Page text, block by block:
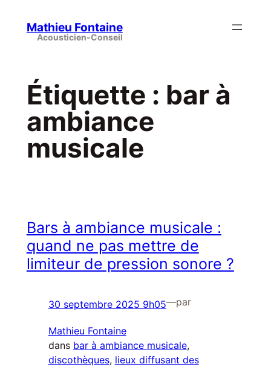
contenu
Mathieu Fontaine
Étiquette : bar à
ambiance
musicale
Bars à ambiance musicale :
quand ne pas mettre de
limiteur de pression sonore ?
30 septembre 2025 9h05—par
Mathieu Fontaine
dans bar à ambiance musicale
discothèques, lieux diffusant des